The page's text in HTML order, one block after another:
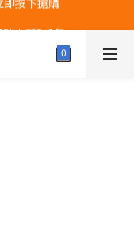
木薯砂1包
擊火速搶購